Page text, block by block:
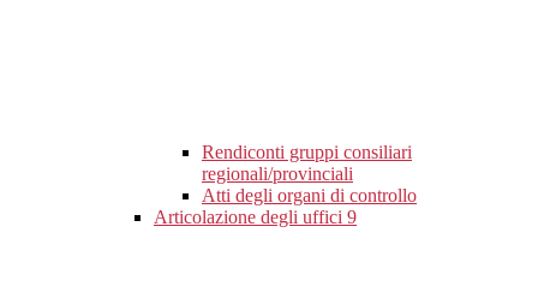
Rendiconti gruppi consiliari
regionali/provinciali
Atti degli organi di controllo
Articolazione degli uffici 9